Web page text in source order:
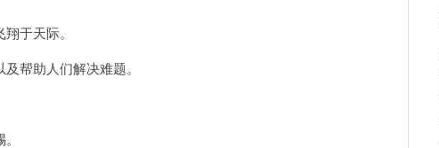
于天际。
帮助人们解决难题。